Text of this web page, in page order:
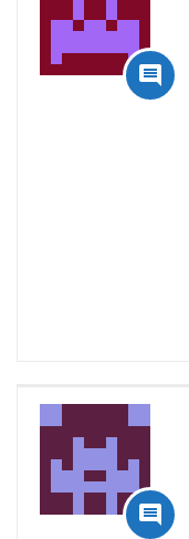

